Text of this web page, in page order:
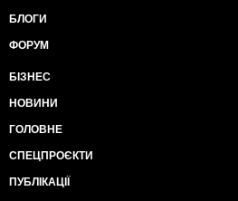
БЛОГИ
ФОРУМ
БІЗНЕС
НОВИНИ
ГОЛОВНЕ
СПЕЦПРОЄКТИ
ПУБЛІКАЦІЇ